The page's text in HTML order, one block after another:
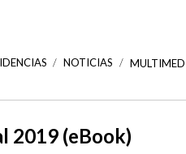
NOTICIAS
|
2019 (eBook)